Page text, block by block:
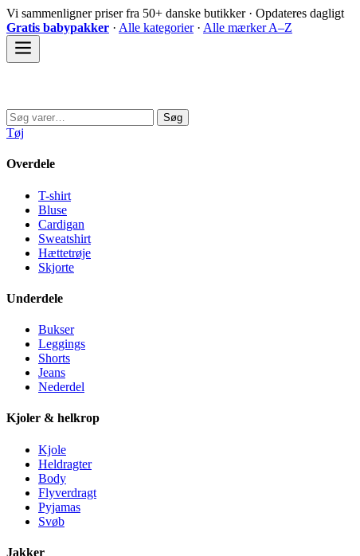
Spring
til
indhold
Vi sammenligner priser fra 50+ danske butikker · Opdateres dagligt
Gratis babypakker · Alle kategorier· Alle mærker A–Z
Søg
efter:
Søg
Tøj
Overdele
T-shirt
Bluse
Cardigan
Sweatshirt
Hættetrøje
Skjorte
Underdele
Bukser
Leggings
Shorts
Jeans
Nederdel
Kjoler & helkrop
Kjole
Heldragter
Body
Flyverdragt
Pyjamas
Svøb
Jakker